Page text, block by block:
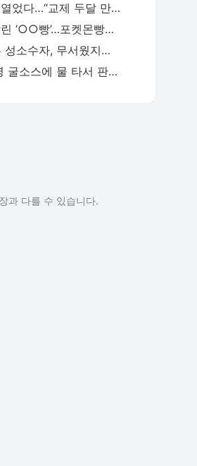
故김새론 남편도 입 열었다…“교제 두달 만에 결혼, 임신·폭행은 사실 아냐”
3일만에 100만개 팔린 ‘○○빵’…포켓몬빵도 제쳤다는데
캣츠아이 라라 “나는 성소수자, 무서웠지만 성정체성은 나의 일부”
백종원, 이번엔 “유명 굴소스에 물 타서 판다” 논란…“사실과 달라” 해명
과 다를 수 있습니다.